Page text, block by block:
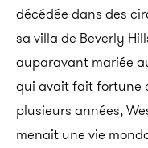
décédée dans des
sa villa de Beverly
auparavant mariée
qui avait fait fortune
plusieurs années,
menait une vie